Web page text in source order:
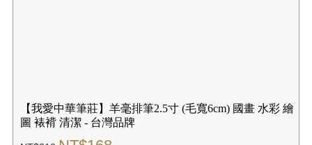
【我愛中華筆莊】羊毫排筆2.5寸 (毛寬6cm) 國畫 水彩 繪
圖 裱褙 清潔 - 台灣品牌